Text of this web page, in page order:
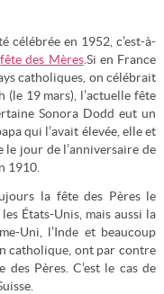
célébrée en 1952, c’est-à-
fête des Mères.Si en France
catholiques, on célébrait
19 mars), l’actuelle fête
Sonora Dodd eut un
qui l’avait élevée, elle et
le jour de l’anniversaire de
1910.
la fête des Pères le
États-Unis, mais aussi la
Uni, l’Inde et beaucoup
catholique, ont par contre
Pères. C’est le cas de